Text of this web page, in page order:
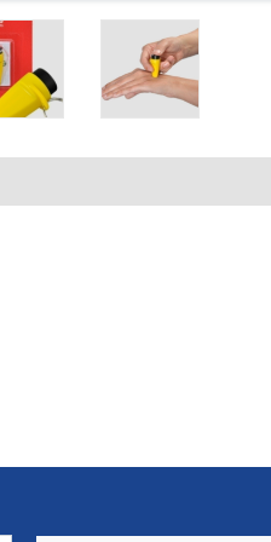
von Insektenstichen und -